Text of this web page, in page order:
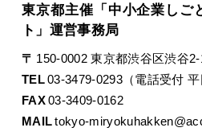
東京都主催「中小企業しご
ト」運営事務局
〒 150-0002 東京都渋谷区渋谷
TEL03-3479-0293（電話受付 平
FAX03-3409-0162
MAIL tokyo-